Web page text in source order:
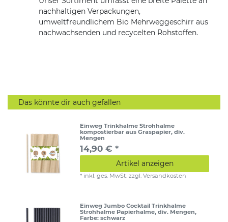
nachhaltigen Verpackungen,
umweltfreundlichem Bio Mehrweggeschirr aus
nachwachsenden und recycelten Rohstoffen.
Das könnte dir auch gefallen
Einweg Trinkhalme Strohhalme
kompostierbar aus Graspapier, div.
Mengen
14,90 € *
Artikel anzeigen
* inkl. ges. MwSt. zzgl.Versandkosten
Einweg Jumbo Cocktail Trinkhalme
Strohhalme Papierhalme, div. Mengen,
Farbe: schwarz